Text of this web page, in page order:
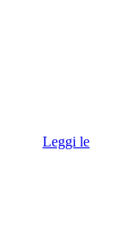
Leggi le